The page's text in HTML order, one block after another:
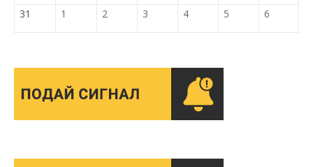
31 1 2 3 4 5 6